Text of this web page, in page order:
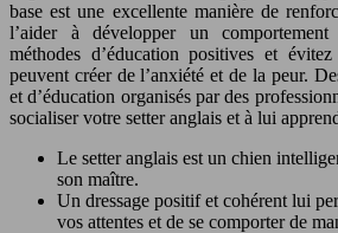
base est une excellente manière de
l’aider à développer un
méthodes d’éducation positives et
peuvent créer de l’anxiété et de la peur.
et d’éducation organisés par des
socialiser votre setter anglais et à lui
Le setter anglais est un chien
son maître.
Un dressage positif et cohérent lui
vos attentes et de se comporter de